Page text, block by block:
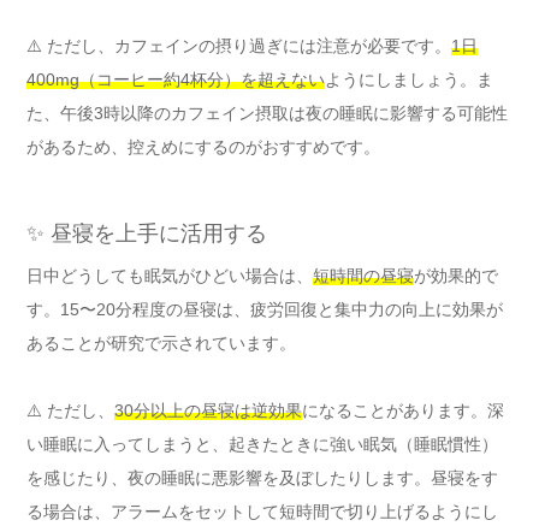
⚠️ ただし、カフェインの摂り過ぎには注意が必要です。 1日
400mg（コーヒー約4杯分）を超えないようにしましょう。ま
た、午後3時以降のカフェイン摂取は夜の睡眠に影響する可能性
があるため、控えめにするのがおすすめです。
✨ 昼寝を上手に活用する
日中どうしても眠気がひどい場合は、 短時間の昼寝が効果的で
す。15〜20分程度の昼寝は、疲労回復と集中力の向上に効果が
あることが研究で示されています。
⚠️ ただし、 30分以上の昼寝は逆効果になることがあります。深
い睡眠に入ってしまうと、起きたときに強い眠気（睡眠慣性）
を感じたり、夜の睡眠に悪影響を及ぼしたりします。昼寝をす
る場合は、アラームをセットして短時間で切り上げるようにし